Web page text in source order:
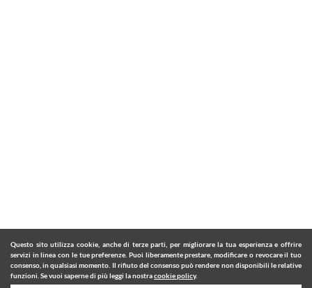
Questo sito utilizza cookie, anche di terze parti, per migliorare la tua esperienza e offrire
servizi in linea con le tue preferenze. Puoi liberamente prestare, modificare o revocare il tuo
consenso, in qualsiasi momento. Il rifiuto del consenso può rendere non disponibili le relative
funzioni. Se vuoi saperne di più leggi la nostracookie policy.